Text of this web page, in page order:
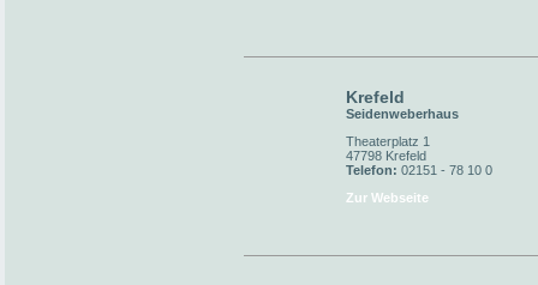
Krefeld
Seidenweberhaus
Theaterplatz 1
47798 Krefeld
Telefon: 02151 - 78 10 0
Zur Webseite